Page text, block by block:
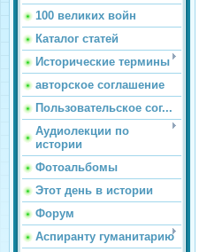
100 великих войн
Каталог статей
Исторические термины
авторское соглашение
Пользовательское сог...
Аудиолекции по
истории
Фотоальбомы
Этот день в истории
Форум
Аспиранту гуманитарию